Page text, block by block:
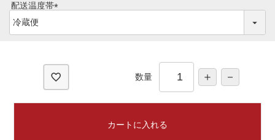
法人の方へ
食べ方レシピ
焼き方レシピ
コーンスープ
配送温度帯
必
数量
カートに入れる